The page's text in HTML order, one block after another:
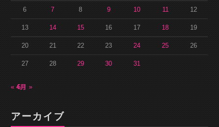
6 7 8 9 10 11 12
13 14 15 16 17 18 19
20 21 22 23 24 25 26
27 28 29 30 31
« 4月6月 »
アーカイブ